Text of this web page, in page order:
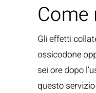
Gli effetti
ossicodone
sei ore dopo
questo